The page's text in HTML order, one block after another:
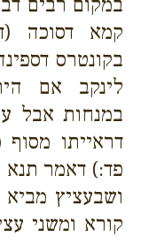
קמא דסוכה
בקונטרס
לינקב אם
במנחות אבל
דראייתו
פד:) דאמר תנא
ושבעציץ מביא
קורא ומשני